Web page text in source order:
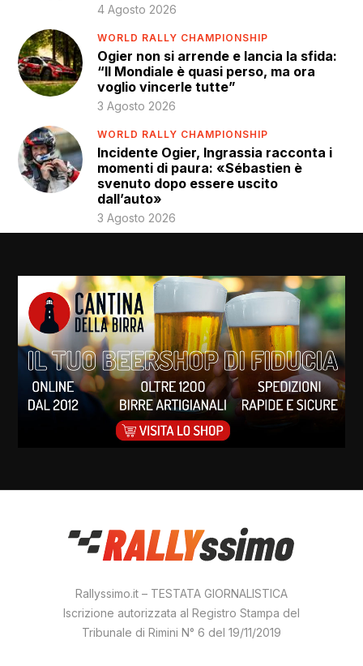
4 Agosto 2026
WORLD RALLY CHAMPIONSHIP
Ogier non si arrende e lancia la sfida:
“Il Mondiale è quasi perso, ma ora
voglio vincerle tutte”
3 Agosto 2026
WORLD RALLY CHAMPIONSHIP
Incidente Ogier, Ingrassia racconta i
momenti di paura: «Sébastien è
svenuto dopo essere uscito
dall’auto»
3 Agosto 2026
Rallyssimo.it – TESTATA GIORNALISTICA
Iscrizione autorizzata al Registro Stampa del
Tribunale di Rimini N° 6 del 19/11/2019